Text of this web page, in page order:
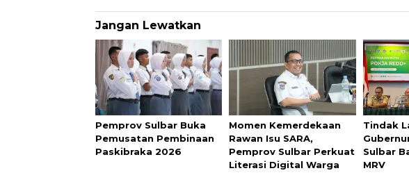
Jangan Lewatkan
Pemprov Sulbar Buka
Pemusatan Pembinaan
Paskibraka 2026
Momen Kemerdekaan
Rawan Isu SARA,
Pemprov Sulbar Perkuat
Literasi Digital Warga
Tindak
Sulbar
MRV